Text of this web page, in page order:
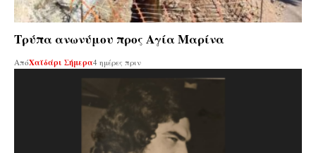
Τρύπα ανωνύμου προς Αγία Μαρίνα
ΑπόΧαϊδάρι Σήμερα4 ημέρες πριν